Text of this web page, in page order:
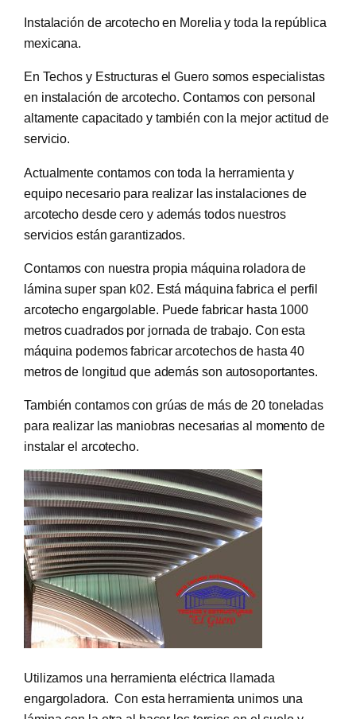
Instalación de arcotecho en Morelia y toda la república
mexicana.
En Techos y Estructuras el Guero somos especialistas
en instalación de arcotecho. Contamos con personal
altamente capacitado y también con la mejor actitud de
servicio.
Actualmente contamos con toda la herramienta y
equipo necesario para realizar las instalaciones de
arcotecho desde cero y además todos nuestros
servicios están garantizados.
Contamos con nuestra propia máquina roladora de
lámina super span k02. Está máquina fabrica el perfil
arcotecho engargolable. Puede fabricar hasta 1000
metros cuadrados por jornada de trabajo. Con esta
máquina podemos fabricar arcotechos de hasta 40
metros de longitud que además son autosoportantes.
También contamos con grúas de más de 20 toneladas
para realizar las maniobras necesarias al momento de
instalar el arcotecho.
Utilizamos una herramienta eléctrica llamada
engargoladora. Con esta herramienta unimos una